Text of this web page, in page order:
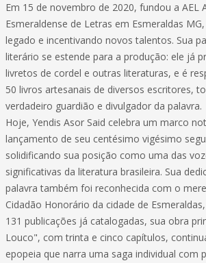
Em 15 de novembro de 2020, fundou a AEL
Esmeraldense de Letras em Esmeraldas
legado e incentivando novos talentos. Sua
literário se estende para a produção: ele já
livretos de cordel e outras literaturas, e é
50 livros artesanais de diversos escritores,
verdadeiro guardião e divulgador da palavra.
Hoje, Yendis Asor Said celebra um marco
lançamento de seu centésimo vigésimo
solidificando sua posição como uma das
significativas da literatura brasileira. Sua
palavra também foi reconhecida com o
Cidadão Honorário da cidade de
131 publicações já catalogadas, sua obra
Louco", com trinta e cinco capítulos,
epopeia que narra uma saga individual com